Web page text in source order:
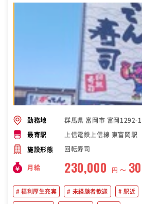
勤務地 群馬県 富岡市 富岡1292-1
最寄駅 上信電鉄上信線 東富岡駅
施設形態 回転寿司
月給 230,000 円 〜
福利厚生充実 未経験者歓迎 駅近